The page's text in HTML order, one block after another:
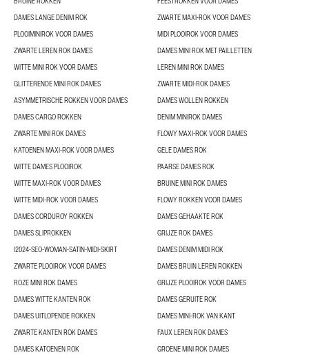
DAMES LANGE DENIM ROK
ZWARTE MAXI-ROK VOOR DAMES
PLOOIMINIROK VOOR DAMES
MIDI PLOOIROK VOOR DAMES
ZWARTE LEREN ROK DAMES
DAMES MINI ROK MET PAILLETTEN
WITTE MINI ROK VOOR DAMES
LEREN MINI ROK DAMES
GLITTERENDE MINI ROK DAMES
ZWARTE MIDI-ROK DAMES
ASYMMETRISCHE ROKKEN VOOR DAMES
DAMES WOLLEN ROKKEN
DAMES CARGO ROKKEN
DENIM MINIROK DAMES
ZWARTE MINI ROK DAMES
FLOWY MAXI-ROK VOOR DAMES
KATOENEN MAXI-ROK VOOR DAMES
GELE DAMES ROK
WITTE DAMES PLOOIROK
PAARSE DAMES ROK
WITTE MAXI-ROK VOOR DAMES
BRUINE MINI ROK DAMES
WITTE MIDI-ROK VOOR DAMES
FLOWY ROKKEN VOOR DAMES
DAMES CORDUROY ROKKEN
DAMES GEHAAKTE ROK
DAMES SLIPROKKEN
GRIJZE ROK DAMES
I2024-SEO-WOMAN-SATIN-MIDI-SKIRT
DAMES DENIM MIDI ROK
ZWARTE PLOOIROK VOOR DAMES
DAMES BRUIN LEREN ROKKEN
ROZE MINI ROK DAMES
GRIJZE PLOOIROK VOOR DAMES
DAMES WITTE KANTEN ROK
DAMES GERUITE ROK
DAMES UITLOPENDE ROKKEN
DAMES MINI-ROK VAN KANT
ZWARTE KANTEN ROK DAMES
FAUX LEREN ROK DAMES
DAMES KATOENEN ROK
GROENE MINI ROK DAMES